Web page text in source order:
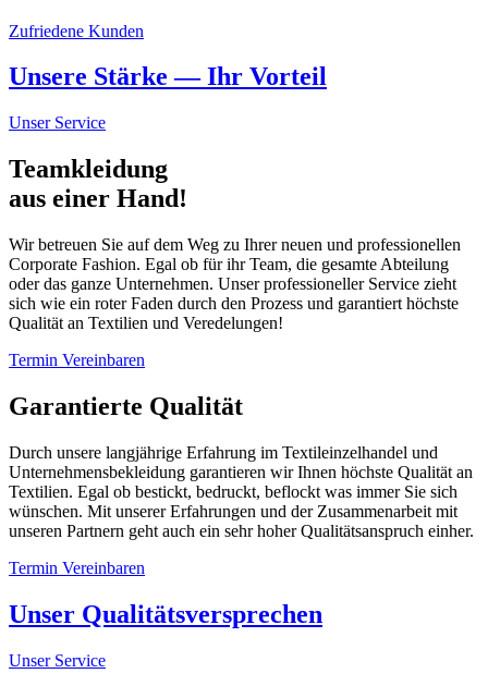
Zufriedene Kunden
Unsere Stärke — Ihr Vorteil
Unser Service
Teamkleidung
aus einer Hand!
Wir betreuen Sie auf dem Weg zu Ihrer neuen und professionellen
Corporate Fashion. Egal ob für ihr Team, die gesamte Abteilung
oder das ganze Unternehmen. Unser professioneller Service zieht
sich wie ein roter Faden durch den Prozess und garantiert höchste
Qualität an Textilien und Veredelungen!
Termin Vereinbaren
Garantierte Qualität
Durch unsere langjährige Erfahrung im Textileinzelhandel und
Unternehmensbekleidung garantieren wir Ihnen höchste Qualität an
Textilien. Egal ob bestickt, bedruckt, beflockt was immer Sie sich
wünschen. Mit unserer Erfahrungen und der Zusammenarbeit mit
unseren Partnern geht auch ein sehr hoher Qualitätsanspruch einher.
Termin Vereinbaren
Unser Qualitätsversprechen
Unser Service